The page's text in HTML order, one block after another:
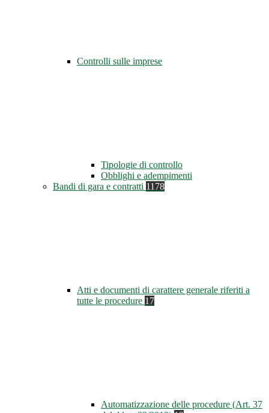
Controlli sulle imprese
Tipologie di controllo
Obblighi e adempimenti
Bandi di gara e contratti 1178
Atti e documenti di carattere generale riferiti a
tutte le procedure 17
Automatizzazione delle procedure (Art. 37